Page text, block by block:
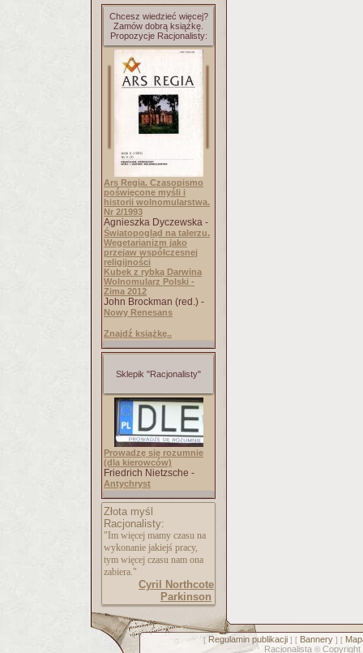
Chcesz wiedzieć więcej?
Zamów dobrą książkę.
Propozycje Racjonalisty:
Ars Regia. Czasopismo
poświęcone myśli i
historii wolnomularstwa.
Nr 2/1993
Agnieszka Dyczewska -
Światopogląd na talerzu.
Wegetarianizm jako
przejaw współczesnej
religijności
Kubek z rybką Darwina
Wolnomularz Polski -
Zima 2012
John Brockman (red.) -
Nowy Renesans
Znajdź książkę..
Sklepik "Racjonalisty"
Prowadzę się rozumnie
(dla kierowców)
Friedrich Nietzsche -
Antychryst
Złota myśl
Racjonalisty:
"Im więcej mamy czasu na
wykonanie jakiejś pracy,
tym więcej czasu nam ona
zabiera."
Cyril Northcote
Parkinson
[ Regulamin publikacji] [ Bannery] [
Racjonalista © Copyright